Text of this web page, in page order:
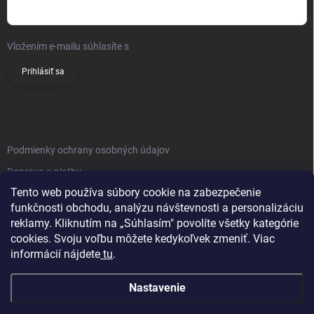
Tento web používa súbory cookie na zabezpečenie
funkčnosti obchodu, analýzu návštevnosti a personalizáciu
reklamy. Kliknutím na „Súhlasím" povolíte všetky kategórie
cookies. Svoju voľbu môžete kedykoľvek zmeniť. Viac
informácií nájdete tu.
Nastavenie
Vložením e-mailu súhlasíte s
Prihlásiť sa
Podmienky ochrany osobných údajov
Doprava a platby
Obchodné podmienky
Reklamačný poriadok
Vrátenie tovaru
Kontakty